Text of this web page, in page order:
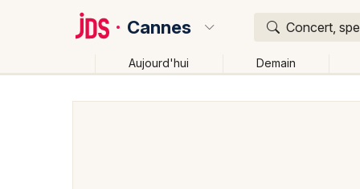
Cannes Concert,
Aujourd'hui Demain